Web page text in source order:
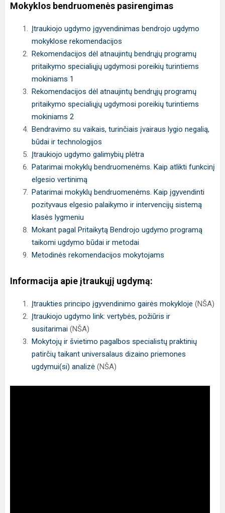
Mokyklos bendruomenės pasirengimas
Įtraukiojo ugdymo įgyvendinimas bendrojo ugdymo
mokyklose rekomendacijos
Rekomendacijos dėl atnaujintų bendrųjų programų
pritaikymo specialiųjų ugdymosi poreikių turintiems
mokiniams 1
Rekomendacijos dėl atnaujintų bendrųjų programų
pritaikymo specialiųjų ugdymosi poreikių turintiems
mokiniams 2
Bendravimo su vaikais, turinčiais įvairaus lygio negalią,
būdai ir technologijos
Įtraukiojo ugdymo galimybių plėtra
Patarimai mokyklų bendruomenėms. Kaip atlikti funkcinį
elgesio vertinimą
Patarimai mokyklų bendruomenėms. Kaip įgyvendinti
pozityvaus elgesio palaikymo ir intervencijų sistemą
klasės lygmeniu
Mokant pagal Pritaikytą Bendrojo ugdymo programą
taikomi ugdymo būdai ir metodai
Metodinės rekomendacijos mokytojams
Informacija apie įtraukųjį ugdymą:
Įtraukties principo įgyvendinimo gairės mokykloje (NŠA)
Įtraukiojo ugdymo link: vertybės, požiūris ir
susitarimai (NŠA)
Mokytojų ir švietimo pagalbos specialistų praktinių
patirčių taikant universalaus dizaino priemones
ugdymui(si) analizė (NŠA)